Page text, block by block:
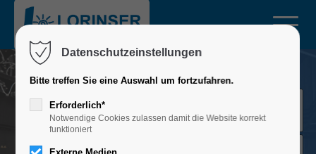
Login
Benutzername
Passwort
Datenschutzeinstellungen
Bitte treffen Sie eine Auswahl um fortzufahren.
Erforderlich*
Notwendige Cookies zulassen damit die Website korrekt
funktioniert